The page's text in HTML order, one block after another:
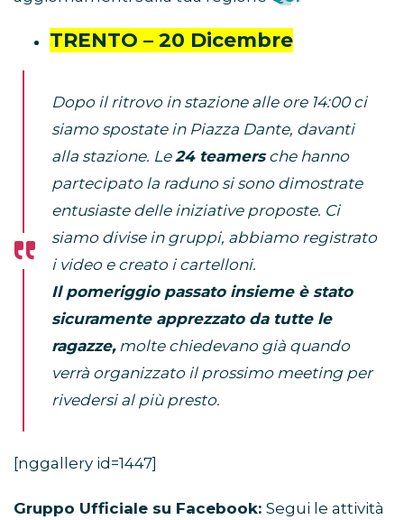
TRENTO – 20 Dicembre
Dopo il ritrovo in stazione alle ore 14:00 ci
siamo spostate in Piazza Dante, davanti
alla stazione. Le 24 teamersche hanno
partecipato la raduno si sono dimostrate
entusiaste delle iniziative proposte. Ci
siamo divise in gruppi, abbiamo registrato
i video e creato i cartelloni.
Il pomeriggio passato insieme è stato
sicuramente apprezzato da tutte le
ragazze,molte chiedevano già quando
verrà organizzato il prossimo meeting per
rivedersi al più presto.
[nggallery id=1447]
Gruppo Ufficiale su Facebook: Segui le attività